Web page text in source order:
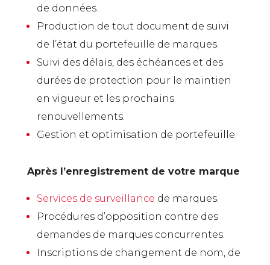
de données.
Production de tout document de suivi
de l’état du portefeuille de marques.
Suivi des délais, des échéances et des
durées de protection pour le maintien
en vigueur et les prochains
renouvellements.
Gestion et optimisation de portefeuille.
Après l’enregistrement de votre marque
Services de surveillance de marques.
Procédures d’opposition contre des
demandes de marques concurrentes.
Inscriptions de changement de nom, de